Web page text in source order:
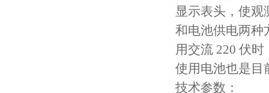
显示表头，使观
和电池供电两种
用交流 220 伏时
使用电池也是目
技术参数：